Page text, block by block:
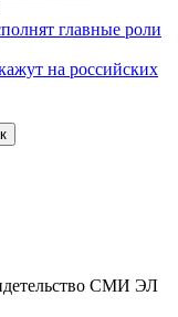
главные роли
на российских
СМИ ЭЛ